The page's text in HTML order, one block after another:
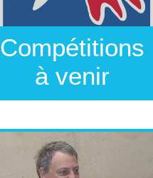
Compétitions
à venir